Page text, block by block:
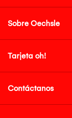
Sobre Oechsle
Tarjeta oh!
Contáctanos